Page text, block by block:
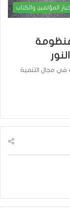
أخبار المؤلفين والكتاب
في مجال التنمية